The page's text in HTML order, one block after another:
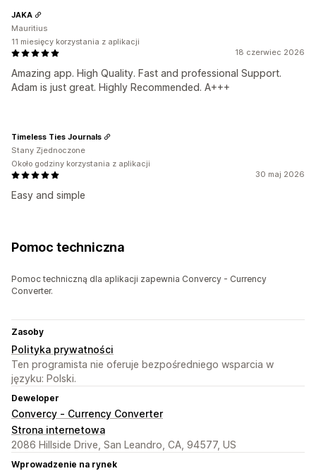
18 czerwiec 2026
Amazing app. High Quality. Fast and professional Support.
Adam is just great. Highly Recommended. A+++
JAKA
Mauritius
11 miesięcy korzystania z aplikacji
30 maj 2026
Easy and simple
Timeless Ties Journals
Stany Zjednoczone
Około godziny korzystania z aplikacji
Pomoc techniczna
Pomoc techniczną dla aplikacji zapewnia Convercy ‑ Currency
Converter.
Zasoby
Polityka prywatności
Ten programista nie oferuje bezpośredniego wsparcia w
języku: Polski.
Deweloper
Convercy ‑ Currency Converter
Strona internetowa
2086 Hillside Drive, San Leandro, CA, 94577, US
Wprowadzenie na rynek